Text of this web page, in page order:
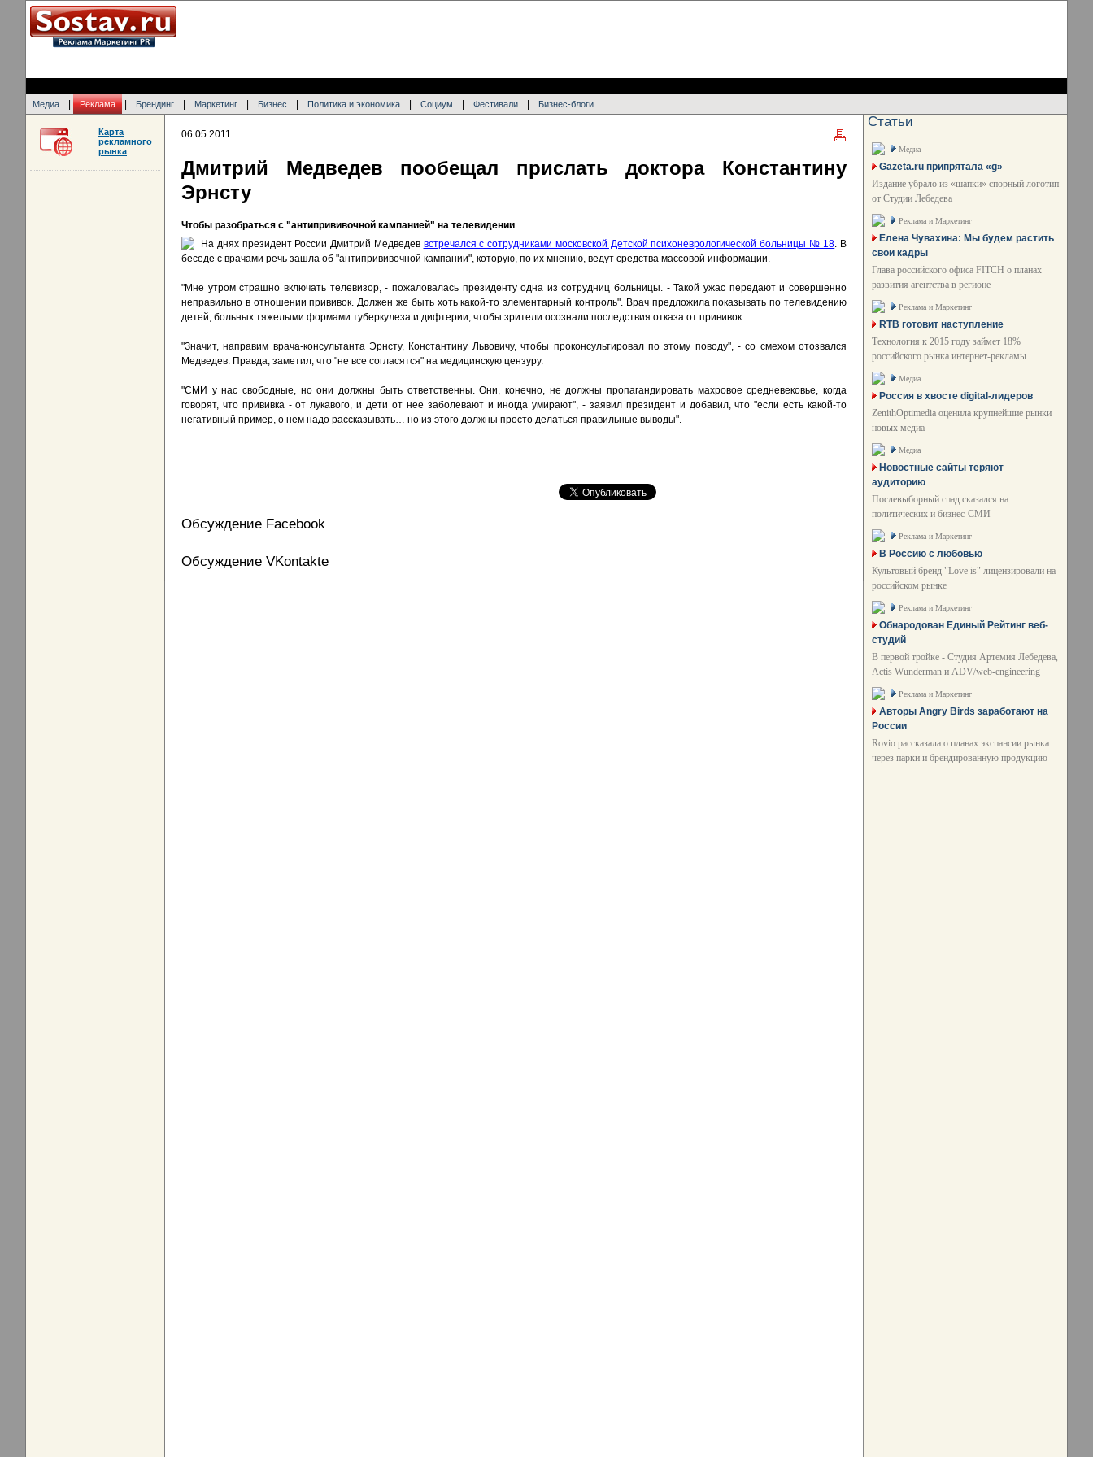
Медиа Реклама Брендинг Маркетинг Бизнес Политика и экономика Социум Фестивали Бизнес-блоги
06.05.2011
Дмитрий Медведев пообещал прислать доктора Константину
Эрнсту
Чтобы разобраться с "антипрививочной кампанией" на телевидении
На днях президент России Дмитрий Медведев встречался с сотрудниками московской Детской психоневрологической больницы № 18. В
беседе с врачами речь зашла об "антипрививочной кампании", которую, по их мнению, ведут средства массовой информации.
"Мне утром страшно включать телевизор, - пожаловалась президенту одна из сотрудниц больницы. - Такой ужас передают и совершенно
неправильно в отношении прививок. Должен же быть хоть какой-то элементарный контроль". Врач предложила показывать по телевидению
детей, больных тяжелыми формами туберкулеза и дифтерии, чтобы зрители осознали последствия отказа от прививок.
"Значит, направим врача-консультанта Эрнсту, Константину Львовичу, чтобы проконсультировал по этому поводу", - со смехом отозвался
Медведев. Правда, заметил, что "не все согласятся" на медицинскую цензуру.
"СМИ у нас свободные, но они должны быть ответственны. Они, конечно, не должны пропагандировать махровое средневековье, когда
говорят, что прививка - от лукавого, и дети от нее заболевают и иногда умирают", - заявил президент и добавил, что "если есть какой-то
негативный пример, о нем надо рассказывать… но из этого должны просто делаться правильные выводы".
Обсуждение Facebook
Обсуждение VKontakte
Карта
рекламного
рынка
Статьи
Медиа
Gazeta.ru припрятала «g»
Издание убрало из «шапки» спорный логотип
от Студии Лебедева
Реклама и Маркетинг
Елена Чувахина: Мы будем растить
свои кадры
Глава российского офиса FITCH о планах
развития агентства в регионе
Реклама и Маркетинг
RTB готовит наступление
Технология к 2015 году займет 18%
российского рынка интернет-рекламы
Медиа
Россия в хвосте digital-лидеров
ZenithOptimedia оценила крупнейшие рынки
новых медиа
Медиа
Новостные сайты теряют
аудиторию
Послевыборный спад сказался на
политических и бизнес-СМИ
Реклама и Маркетинг
В Россию с любовью
Культовый бренд "Love is" лицензировали на
российском рынке
Реклама и Маркетинг
Обнародован Единый Рейтинг веб-
студий
В первой тройке - Студия Артемия Лебедева,
Actis Wunderman и ADV/web-engineering
Реклама и Маркетинг
Авторы Angry Birds заработают на
России
Rovio рассказала о планах экспансии рынка
через парки и брендированную продукцию